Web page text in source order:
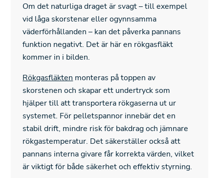
Om det naturliga draget är svagt – till exempel
vid låga skorstenar eller ogynnsamma
väderförhållanden – kan det påverka pannans
funktion negativt. Det är här en rökgasfläkt
kommer in i bilden.
Rökgasfläkten monteras på toppen av
skorstenen och skapar ett undertryck som
hjälper till att transportera rökgaserna ut ur
systemet. För pelletspannor innebär det en
stabil drift, mindre risk för bakdrag och jämnare
rökgastemperatur. Det säkerställer också att
pannans interna givare får korrekta värden, vilket
är viktigt för både säkerhet och effektiv styrning.